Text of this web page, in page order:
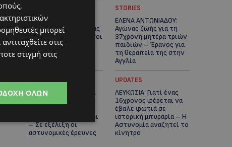
ΓΕΝΕΘΛΙΟΣ ΗΜΕΡΑ: Η
ηλικία είναι μόνο ένας
αριθμός – Οι άνθρωποι
και οι στιγμές είναι η
πραγματική μας
ιστορία
STORIES
ΕΛΕΝΑ ΑΝΤΩΝΙΑΔΟΥ:
Αγώνας ζωής για τη
37χρονη μητέρα τριών
παιδιών – Έρανος για
τη θεραπεία της στην
Αγγλία
ΚΑΤΑΓΓΕΛΙΑ: Για άνδρα
γυναίκες στο Δασούδι
– Σε εξέλιξη οι
αστυνομικές έρευνες
UPDATES
ΛΕΥΚΩΣΙΑ: Γιατί ένας
16χρονος φέρεται να
έβαλε φωτιά σε
ιστορική μπυραρία – Η
Αστυνομία αναζητεί το
κίνητρο
μπορεί
στις
στιγμή στις
ΌΛΩΝ